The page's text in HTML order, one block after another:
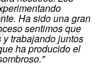
Ha sido una gran
sentimos que
trabajando juntos
ha producido el